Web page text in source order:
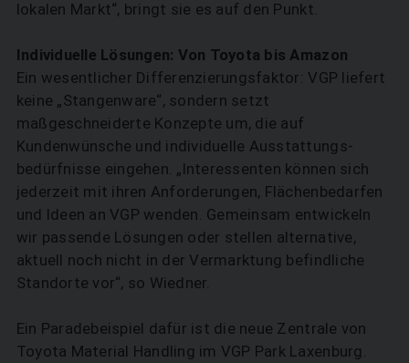
lokalen Markt“, bringt sie es auf den Punkt.
Individuelle Lösungen: Von Toyota bis Amazon
Ein wesentlicher Differenzierungs­faktor: VGP liefert
keine „Stangen­ware“, sondern setzt
maßgeschneiderte Konzepte um, die auf
Kundenwünsche und individuelle Ausstattungs­
bedürfnisse eingehen. „Interessenten können sich
jederzeit mit ihren Anforderungen, Flächenbedarfen
und Ideen an VGP wenden. Gemeinsam entwickeln
wir passende Lösungen oder stellen alternative,
aktuell noch nicht in der Vermarktung befindliche
Standorte vor“, so Wiedner.
Ein Paradebeispiel dafür ist die neue Zentrale von
Toyota Material Handling im VGP Park Laxenburg.